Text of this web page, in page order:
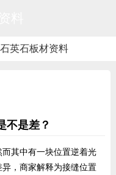
石英石板材资料
不是差？
而其中有一块位置逆着光
，商家解释为接缝位置